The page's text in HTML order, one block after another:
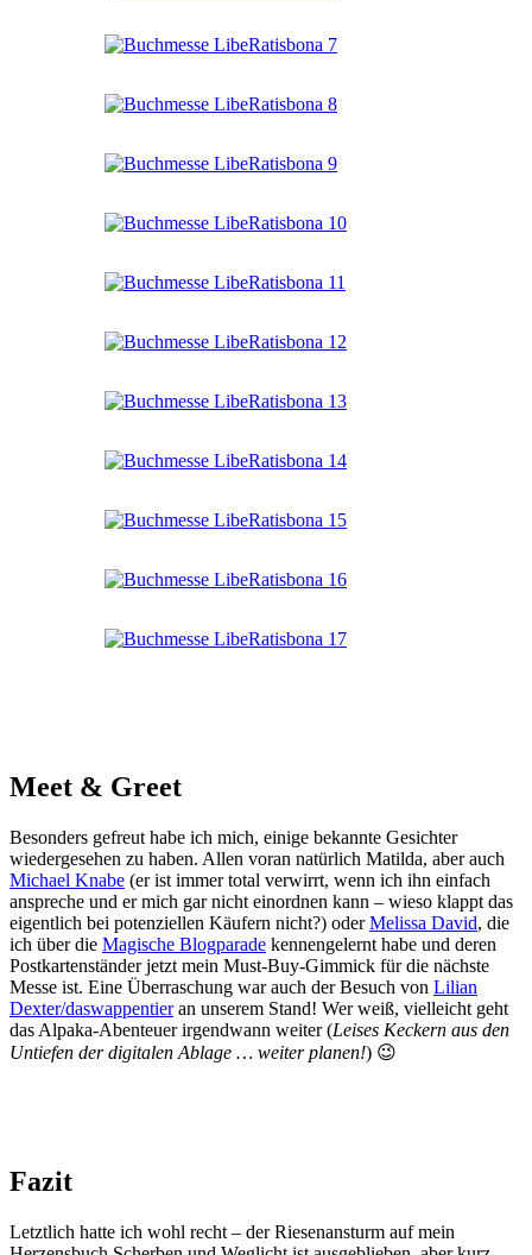
Meet & Greet
Besonders gefreut habe ich mich, einige bekannte Gesichter
wiedergesehen zu haben. Allen voran natürlich Matilda, aber auch
Michael Knabe (er ist immer total verwirrt, wenn ich ihn einfach
anspreche und er mich gar nicht einordnen kann – wieso klappt das
eigentlich bei potenziellen Käufern nicht?) oderMelissa David, die
ich über die Magische Blogparade kennengelernt habe und deren
Postkartenständer jetzt mein Must-Buy-Gimmick für die nächste
Messe ist. Eine Überraschung war auch der Besuch von Lilian
Dexter/daswappentieran unserem Stand! Wer weiß, vielleicht geht
das Alpaka-Abenteuer irgendwann weiter (Leises Keckern aus den
Untiefen der digitalen Ablage … weiter planen!) 😉
Fazit
Letztlich hatte ich wohl recht – der Riesenansturm auf mein